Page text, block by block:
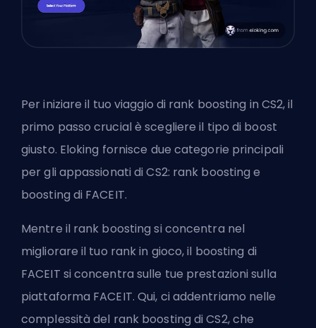
Per iniziare il tuo viaggio di rank boosting in CS2, il
primo passo crucial è scegliere il tipo di boost
giusto. Eloking fornisce due categorie principali
per gli appassionati di CS2: rank boosting e
boosting di FACEIT.
Mentre il rank boosting si concentra nel
migliorare il tuo rank in gioco, il boosting di
FACEIT si concentra sulle tue prestazioni sulla
piattaforma FACEIT. Qui, ci addentriamo nelle
complessità del rank boosting di CS2, che